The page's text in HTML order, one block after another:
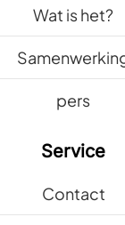
Wat is het?
pers
Service
Contact